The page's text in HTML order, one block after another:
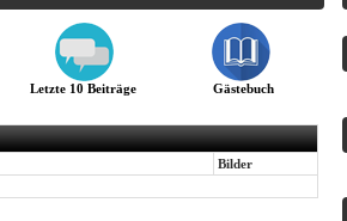
Letzte 10 Beiträge Gästebuch
Bilder